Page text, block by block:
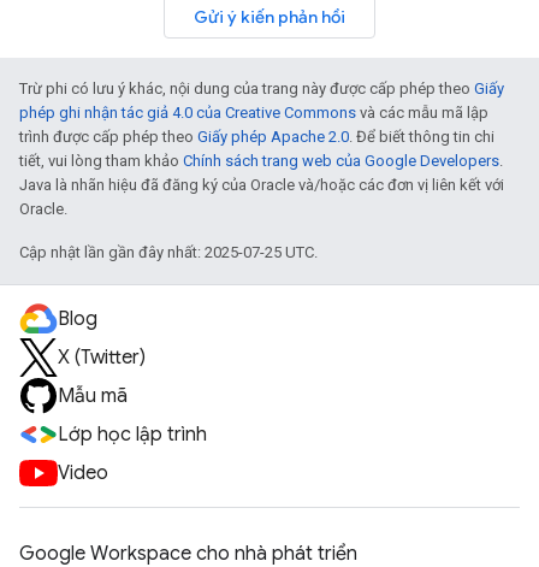
Gửi ý kiến phản hồi
Trừ phi có lưu ý khác, nội dung của trang này được cấp phép theo Giấy
phép ghi nhận tác giả 4.0 của Creative Commons và các mẫu mã lập
trình được cấp phép theo Giấy phép Apache 2.0. Để biết thông tin chi
tiết, vui lòng tham khảo Chính sách trang web của Google Developers.
Java là nhãn hiệu đã đăng ký của Oracle và/hoặc các đơn vị liên kết với
Oracle.
Cập nhật lần gần đây nhất: 2025-07-25 UTC.
Blog
X (Twitter)
Mẫu mã
Lớp học lập trình
Video
Google Workspace cho nhà phát triển